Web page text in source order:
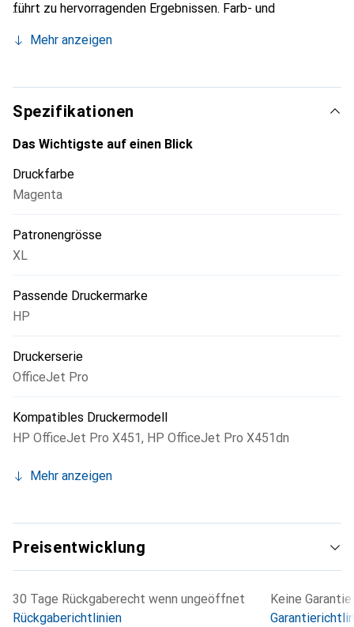
führt zu hervorragenden Ergebnissen. Farb- und
gewährleisten brillante Druckresultate. Um die Premium-
Entwicklungszentrum in der Schweiz entwickelt und
anschliessend in unseren Fertigungsstandorten in die
Tintenpatronen abgefüllt. Produktion und Fertigung
entsprechen neuesten Erkenntnissen aus Lehre und
gleichziehen können, und dies zu immer noch sehr
attraktiven Preisen. Eine echte Alternative zu teuren
Mehr anzeigen
Spezifikationen
Das Wichtigste auf einen Blick
Druckfarbe
Magenta
Patronengrösse
XL
Passende Druckermarke
HP
Druckerserie
OfficeJet Pro
Kompatibles Druckermodell
HP OfficeJet Pro X451, HP OfficeJet Pro X451dn
Mehr anzeigen
Preisentwicklung
30 Tage Rückgaberecht wenn ungeöffnet
Rückgaberichtlinien
Keine Garantie